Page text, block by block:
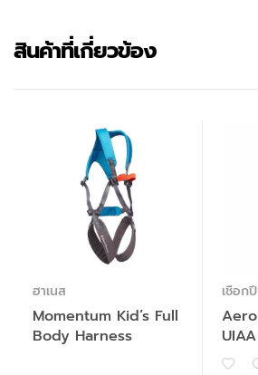
สินค้าที่เกี่ยวข้อง
ฮาเนส
Momentum Kid’s Full
Body Harness
เชือก
Aero